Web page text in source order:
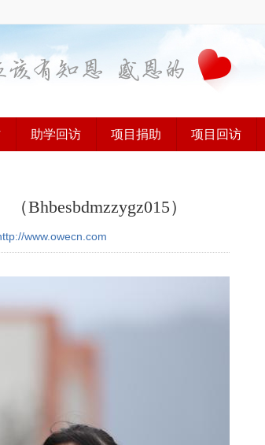
助学回访 项目捐助 项目回访
Bhbesbdmzzygz015）
www.owecn.com